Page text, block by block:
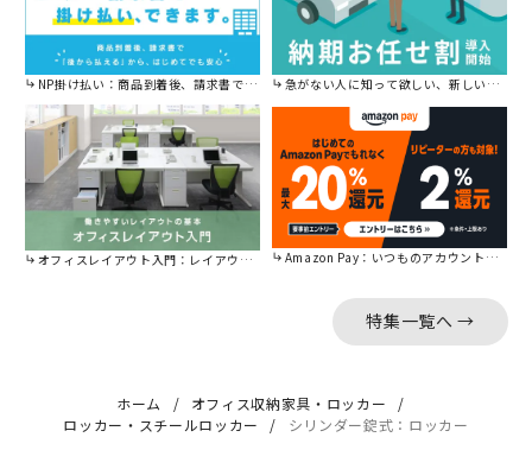
NP掛け払い：商品到着後、請求書で後から払えます。 急がない人に知って欲しい、新しい割引を始めました。
オフィスレイアウト入門：レイアウトの基本をご紹介。 Amazon Pay：いつものアカウントで簡単に決済可能。
特集一覧へ →
ホーム
オフィス収納家具・ロッカー
ロッカー・スチールロッカー
シリンダー錠式：ロッカー